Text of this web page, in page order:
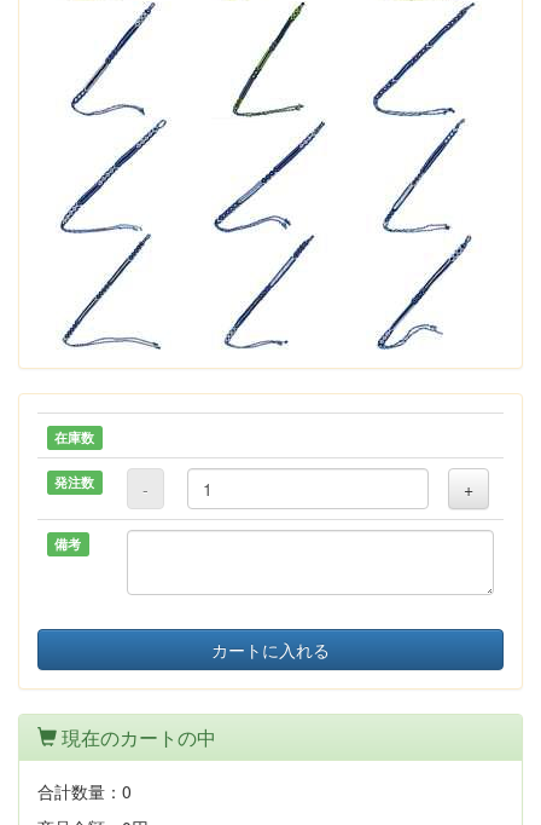
在庫数
発注数 - +
備考
カートに入れる
現在のカートの中
合計数量： 0